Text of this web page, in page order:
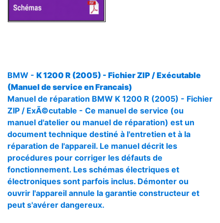
BMW - K 1200 R (2005) - Fichier ZIP / Exécutable
(Manuel de service en Francais)
Manuel de réparation BMW K 1200 R (2005) - Fichier
ZIP / ExÃ©cutable - Ce manuel de service (ou
manuel d'atelier ou manuel de réparation) est un
document technique destiné à l'entretien et à la
réparation de l'appareil. Le manuel décrit les
procédures pour corriger les défauts de
fonctionnement. Les schémas électriques et
électroniques sont parfois inclus. Démonter ou
ouvrir l'appareil annule la garantie constructeur et
peut s'avérer dangereux.